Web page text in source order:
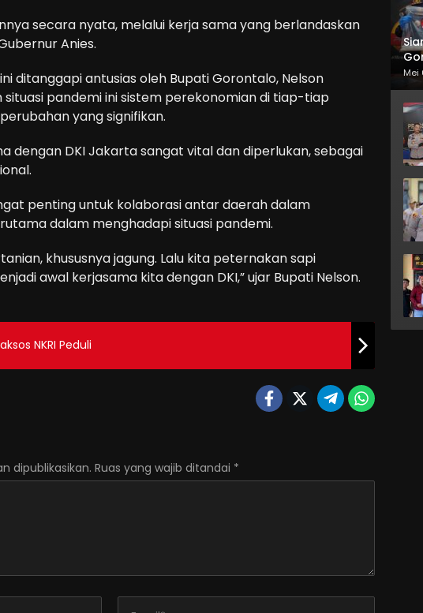
secara nyata, melalui kerja sama yang berlandaskan
Anies.
ditanggapi antusias oleh Bupati Gorontalo, Nelson
situasi pandemi ini sistem perekonomian di tiap-tiap
yang signifikan.
dengan DKI Jakarta sangat vital dan diperlukan, sebagai
penting untuk kolaborasi antar daerah dalam
dalam menghadapi situasi pandemi.
khususnya jagung. Lalu kita peternakan sapi
awal kerjasama kita dengan DKI,” ujar Bupati Nelson.
NKRI Peduli
dipublikasikan. Ruas yang wajib ditandai *
Mei